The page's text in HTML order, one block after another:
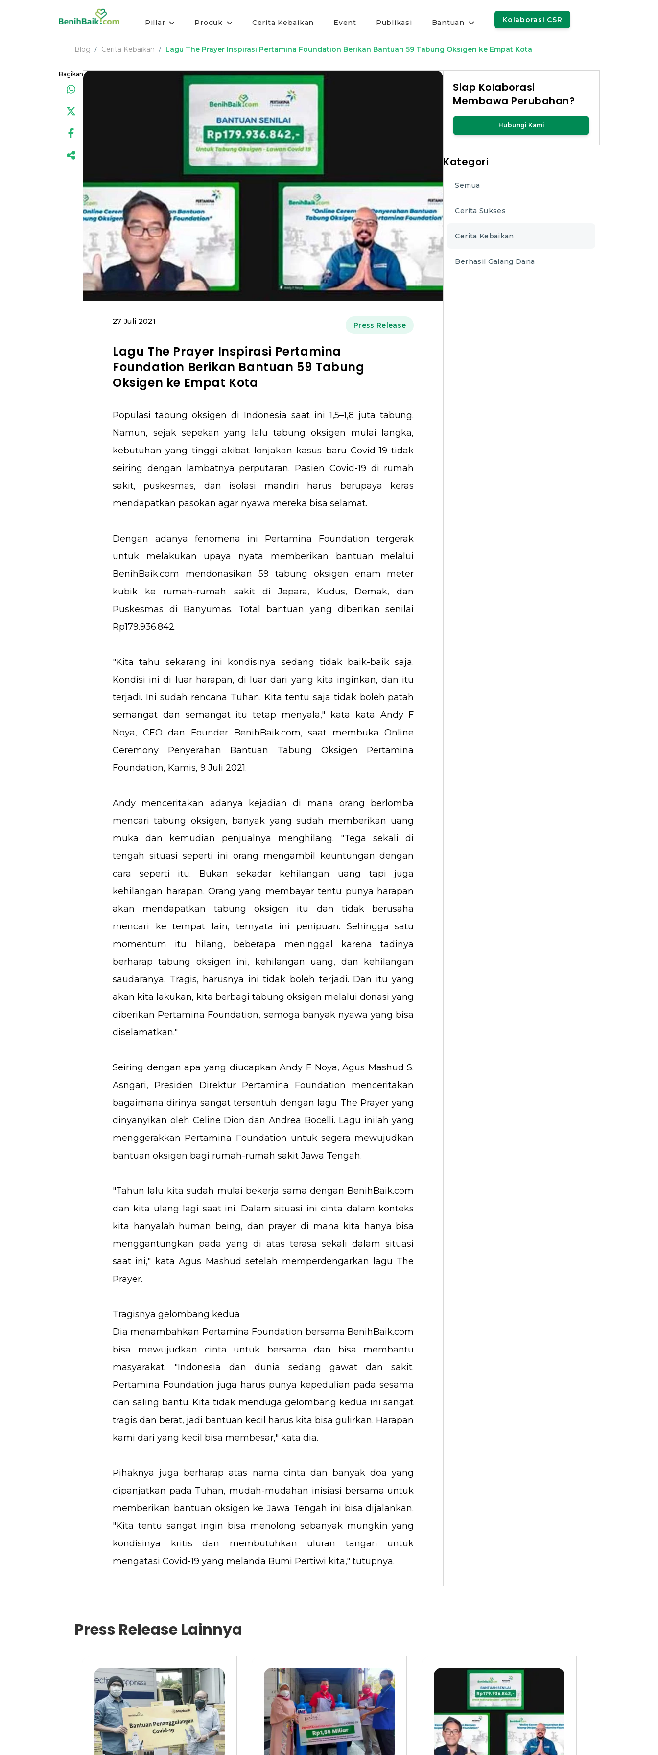
Pillar Produk Cerita Kebaikan Event Publikasi Bantuan Kolaborasi CSR
Blog / Cerita Kebaikan / Lagu The Prayer Inspirasi Pertamina Foundation Berikan Bantuan 59 Tabung Oksigen ke Empat Kota
Bagikan
27 Juli 2021 Press Release
Lagu The Prayer Inspirasi Pertamina
Foundation Berikan Bantuan 59 Tabung
Oksigen ke Empat Kota
Populasi tabung oksigen di Indonesia saat ini 1,5–1,8 juta tabung.
Namun, sejak sepekan yang lalu tabung oksigen mulai langka,
kebutuhan yang tinggi akibat lonjakan kasus baru Covid-19 tidak
seiring dengan lambatnya perputaran. Pasien Covid-19 di rumah
sakit, puskesmas, dan isolasi mandiri harus berupaya keras
mendapatkan pasokan agar nyawa mereka bisa selamat.
Dengan adanya fenomena ini Pertamina Foundation tergerak
untuk melakukan upaya nyata memberikan bantuan melalui
BenihBaik.com mendonasikan 59 tabung oksigen enam meter
kubik ke rumah-rumah sakit di Jepara, Kudus, Demak, dan
Puskesmas di Banyumas. Total bantuan yang diberikan senilai
Rp179.936.842.
"Kita tahu sekarang ini kondisinya sedang tidak baik-baik saja.
Kondisi ini di luar harapan, di luar dari yang kita inginkan, dan itu
terjadi. Ini sudah rencana Tuhan. Kita tentu saja tidak boleh patah
semangat dan semangat itu tetap menyala," kata kata Andy F
Noya, CEO dan Founder BenihBaik.com, saat membuka Online
Ceremony Penyerahan Bantuan Tabung Oksigen Pertamina
Foundation, Kamis, 9 Juli 2021.
Andy menceritakan adanya kejadian di mana orang berlomba
mencari tabung oksigen, banyak yang sudah memberikan uang
muka dan kemudian penjualnya menghilang. "Tega sekali di
tengah situasi seperti ini orang mengambil keuntungan dengan
cara seperti itu. Bukan sekadar kehilangan uang tapi juga
kehilangan harapan. Orang yang membayar tentu punya harapan
akan mendapatkan tabung oksigen itu dan tidak berusaha
mencari ke tempat lain, ternyata ini penipuan. Sehingga satu
momentum itu hilang, beberapa meninggal karena tadinya
berharap tabung oksigen ini, kehilangan uang, dan kehilangan
saudaranya. Tragis, harusnya ini tidak boleh terjadi. Dan itu yang
akan kita lakukan, kita berbagi tabung oksigen melalui donasi yang
diberikan Pertamina Foundation, semoga banyak nyawa yang bisa
diselamatkan."
Seiring dengan apa yang diucapkan Andy F Noya, Agus Mashud S.
Asngari, Presiden Direktur Pertamina Foundation menceritakan
bagaimana dirinya sangat tersentuh dengan lagu The Prayer yang
dinyanyikan oleh Celine Dion dan Andrea Bocelli. Lagu inilah yang
menggerakkan Pertamina Foundation untuk segera mewujudkan
bantuan oksigen bagi rumah-rumah sakit Jawa Tengah.
"Tahun lalu kita sudah mulai bekerja sama dengan BenihBaik.com
dan kita ulang lagi saat ini. Dalam situasi ini cinta dalam konteks
kita hanyalah human being, dan prayer di mana kita hanya bisa
menggantungkan pada yang di atas terasa sekali dalam situasi
saat ini," kata Agus Mashud setelah memperdengarkan lagu The
Prayer.
Tragisnya gelombang kedua
Dia menambahkan Pertamina Foundation bersama BenihBaik.com
bisa mewujudkan cinta untuk bersama dan bisa membantu
masyarakat. "Indonesia dan dunia sedang gawat dan sakit.
Pertamina Foundation juga harus punya kepedulian pada sesama
dan saling bantu. Kita tidak menduga gelombang kedua ini sangat
tragis dan berat, jadi bantuan kecil harus kita bisa gulirkan. Harapan
kami dari yang kecil bisa membesar," kata dia.
Pihaknya juga berharap atas nama cinta dan banyak doa yang
dipanjatkan pada Tuhan, mudah-mudahan inisiasi bersama untuk
memberikan bantuan oksigen ke Jawa Tengah ini bisa dijalankan.
"Kita tentu sangat ingin bisa menolong sebanyak mungkin yang
kondisinya kritis dan membutuhkan uluran tangan untuk
mengatasi Covid-19 yang melanda Bumi Pertiwi kita," tutupnya.
Siap Kolaborasi
Membawa Perubahan?
Hubungi Kami
Kategori
Semua
Cerita Sukses
Cerita Kebaikan
Berhasil Galang Dana
Press ReleaseLainnya